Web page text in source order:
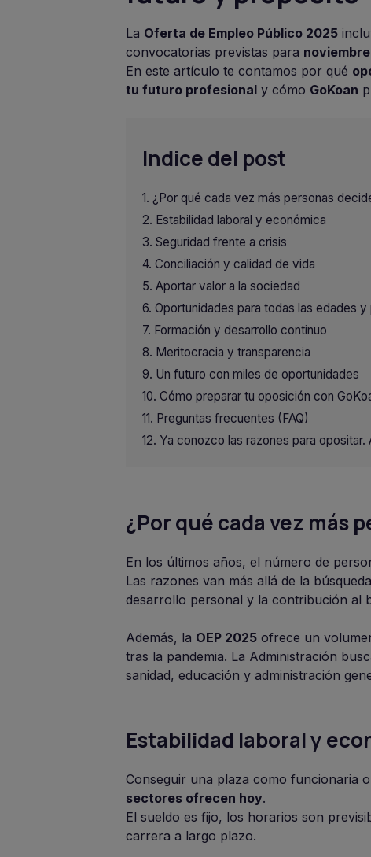
La Oferta de Empleo Público 2025
convocatorias previstas para
En este artículo te contamos por qué
tu futuro profesional y cómo GoKoan
Indice del post
¿Por qué cada vez más personas
Estabilidad laboral y económica
Seguridad frente a crisis
Conciliación y calidad de vida
Aportar valor a la sociedad
Oportunidades para todas las edades y
Formación y desarrollo continuo
Meritocracia y transparencia
Un futuro con miles de oportunidades
Cómo preparar tu oposición con
Preguntas frecuentes (FAQ)
Ya conozco las razones para opositar.
¿Por qué cada vez más
En los últimos años, el número de
Las razones van más allá de la
desarrollo personal y la contribución al
Además, la OEP 2025 ofrece un
tras la pandemia. La Administración
sanidad, educación y administración
Estabilidad laboral y
Conseguir una plaza como funcionaria
sectores ofrecen hoy.
El sueldo es fijo, los horarios son
carrera a largo plazo.